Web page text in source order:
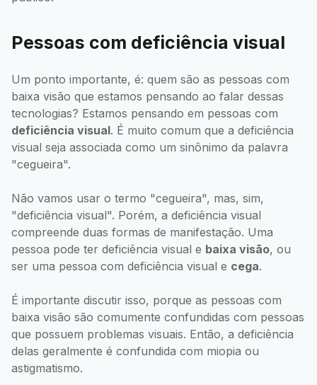
Pessoas com deficiência visual
Um ponto importante, é: quem são as pessoas com
baixa visão que estamos pensando ao falar dessas
tecnologias? Estamos pensando em pessoas com
deficiência visual. É muito comum que a deficiência
visual seja associada como um sinônimo da palavra
"cegueira".
Não vamos usar o termo "cegueira", mas, sim,
"deficiência visual". Porém, a deficiência visual
compreende duas formas de manifestação. Uma
pessoa pode ter deficiência visual e baixa visão, ou
ser uma pessoa com deficiência visual e cega.
É importante discutir isso, porque as pessoas com
baixa visão são comumente confundidas com pessoas
que possuem problemas visuais. Então, a deficiência
delas geralmente é confundida com miopia ou
astigmatismo.